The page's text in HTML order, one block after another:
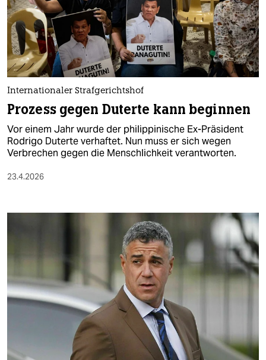
nord
wahrheit
verlag
verlag
veranstaltungen
shop
fragen & hilfe
Internationaler Strafgerichtshof
Prozess gegen Duterte kann beginnen
Vor einem Jahr wurde der philippinische Ex-Präsident
Rodrigo Duterte verhaftet. Nun muss er sich wegen
Verbrechen gegen die Menschlichkeit verantworten.
23.4.2026